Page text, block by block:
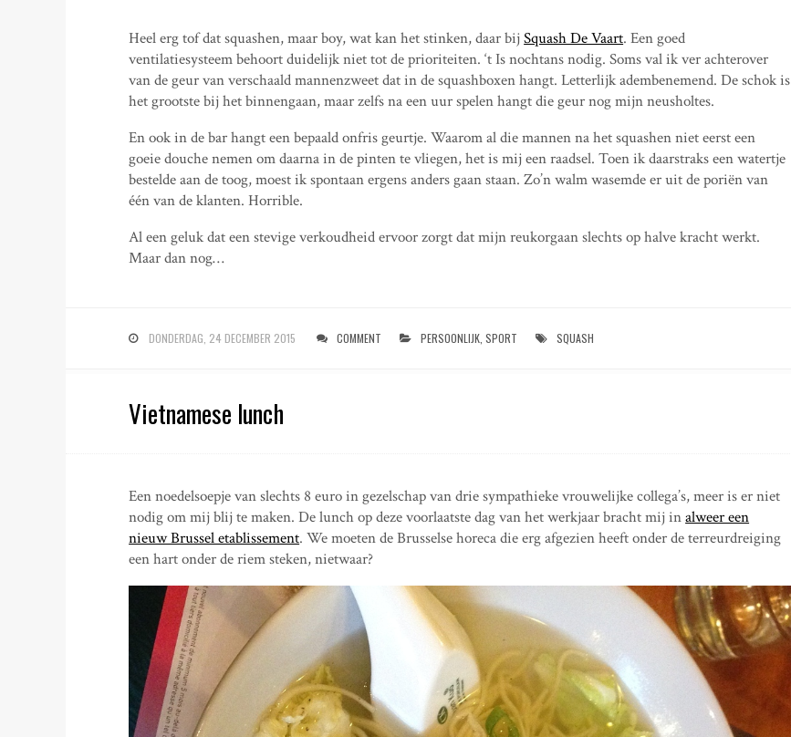
Heel erg tof dat squashen, maar boy, wat kan het stinken, daar bijSquash De Vaart. Een goed
ventilatiesysteem behoort duidelijk niet tot de prioriteiten. ‘t Is nochtans nodig. Soms val ik ver achterover
van de geur van verschaald mannenzweet dat in de squashboxen hangt. Letterlijk adembenemend. De schok is
het grootste bij het binnengaan, maar zelfs na een uur spelen hangt die geur nog mijn neusholtes.
En ook in de bar hangt een bepaald onfris geurtje. Waarom al die mannen na het squashen niet eerst een
goeie douche nemen om daarna in de pinten te vliegen, het is mij een raadsel. Toen ik daarstraks een watertje
bestelde aan de toog, moest ik spontaan ergens anders gaan staan. Zo’n walm wasemde er uit de poriën van
één van de klanten. Horrible.
Al een geluk dat een stevige verkoudheid ervoor zorgt dat mijn reukorgaan slechts op halve kracht werkt.
Maar dan nog…
DONDERDAG, 24 DECEMBER 2015 COMMENT PERSOONLIJK ,SPORT SQUASH
Vietnamese lunch
Een noedelsoepje van slechts 8 euro in gezelschap van drie sympathieke vrouwelijke collega’s, meer is er niet
nodig om mij blij te maken. De lunch op deze voorlaatste dag van het werkjaar bracht mij inalweer een
nieuw Brussel etablissement. We moeten de Brusselse horeca die erg afgezien heeft onder de terreurdreiging
een hart onder de riem steken, nietwaar?